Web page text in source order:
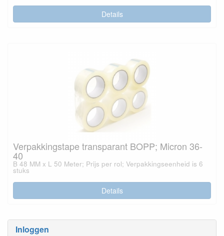
Inloggen
Details
Verpakkingstape transparant BOPP; Micron 36-
40
B 48 MM x L 50 Meter; Prijs per rol; Verpakkingseenheid is 6
stuks
Details